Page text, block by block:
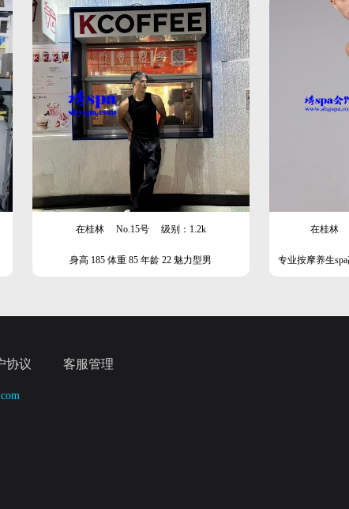
在桂林 No.15号 级别：1.2k
身高 185 体重 85 年龄 22 魅力型男
在桂林
专业按摩养生
协议 客服管理